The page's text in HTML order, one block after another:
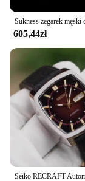
605,44zł